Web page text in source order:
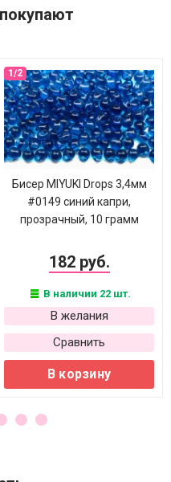
Бисер MIYUKI Drops 3,4мм
#0149 синий капри,
прозрачный, 10 грамм
182 руб.
В наличии 22 шт.
В желания
Сравнить
В корзину